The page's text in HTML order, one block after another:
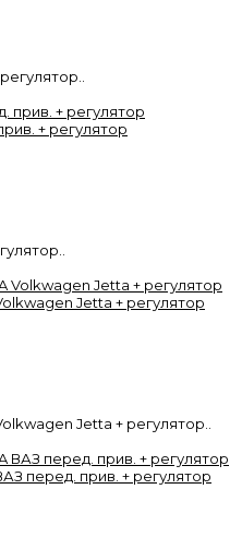
+ регулятор
Jetta + регулятор
Jetta + регулятор..
перед. прив. + регулятор